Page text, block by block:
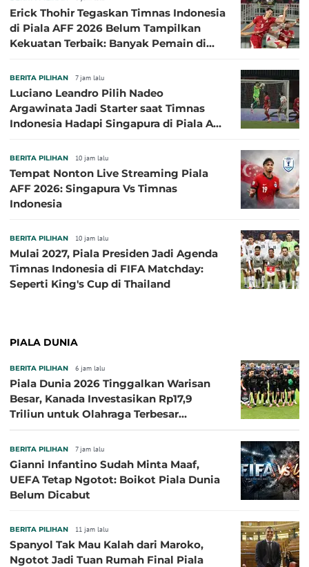
Erick Thohir Tegaskan Timnas Indonesia
di Piala AFF 2026 Belum Tampilkan
Kekuatan Terbaik: Banyak Pemain di
BERITA PILIHAN 7 jam lalu
Luciano Leandro Pilih Nadeo
Argawinata Jadi Starter saat Timnas
Indonesia Hadapi Singapura di Piala AFF
BERITA PILIHAN 10 jam lalu
Tempat Nonton Live Streaming Piala
AFF 2026: Singapura Vs Timnas
Indonesia
BERITA PILIHAN 10 jam lalu
Mulai 2027, Piala Presiden Jadi Agenda
Timnas Indonesia di FIFA Matchday:
Seperti King's Cup di Thailand
PIALA DUNIA
BERITA PILIHAN 6 jam lalu
Piala Dunia 2026 Tinggalkan Warisan
Besar, Kanada Investasikan Rp17,9
Triliun untuk Olahraga Terbesar
BERITA PILIHAN 7 jam lalu
Gianni Infantino Sudah Minta Maaf,
UEFA Tetap Ngotot: Boikot Piala Dunia
Belum Dicabut
BERITA PILIHAN 11 jam lalu
Spanyol Tak Mau Kalah dari Maroko,
Ngotot Jadi Tuan Rumah Final Piala